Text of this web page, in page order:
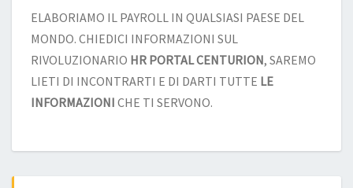
ELABORIAMO IL PAYROLL IN QUALSIASI PAESE DEL
MONDO. CHIEDICI INFORMAZIONI SUL
RIVOLUZIONARIO HR PORTAL CENTURION, SAREMO
LIETI DI INCONTRARTI E DI DARTI TUTTE LE
INFORMAZIONI CHE TI SERVONO.